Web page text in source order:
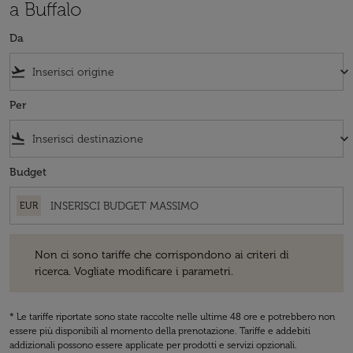
a Buffalo
Da
flight_takeoff keyboard_arrow_down
Per
flight_land keyboard_arrow_down
Budget
EUR
Non ci sono tariffe che corrispondono ai criteri di
ricerca. Vogliate modificare i parametri.
* Le tariffe riportate sono state raccolte nelle ultime 48 ore e potrebbero non
essere più disponibili al momento della prenotazione. Tariffe e addebiti
addizionali possono essere applicate per prodotti e servizi opzionali.